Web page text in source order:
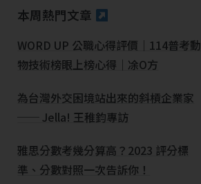
本周熱門文章
WORD UP 公職心得評價｜114普考動
物技術榜眼上榜心得｜凃O方
為台灣外交困境站出來的斜槓企業家
── Jella! 王稚鈞專訪
雅思分數考幾分算高？2023 評分標
準、分數對照一次告訴你！